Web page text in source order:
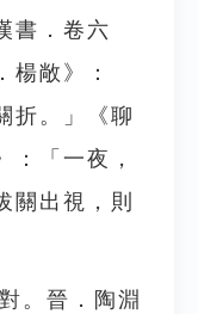
書．卷六
楊敞》：
折。」《聊
：「一夜，
關出視，則
。晉．陶淵